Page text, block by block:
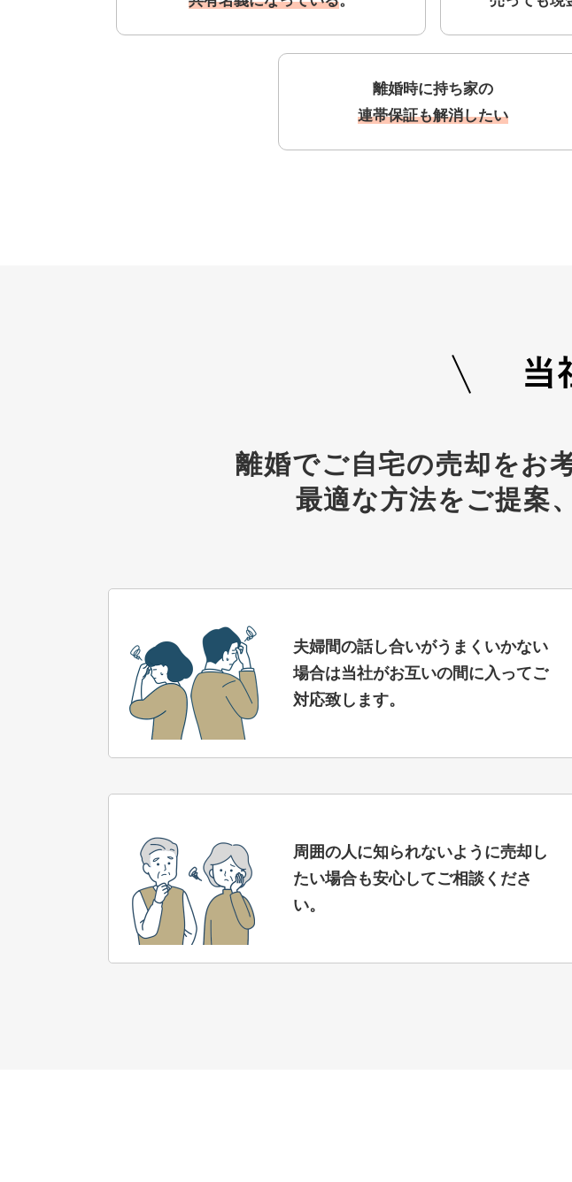
離婚時に持ち家の
連帯保証も解消したい
離婚でご自宅の売却をお
最適な方法をご提案、
夫婦間の話し合いがうまくいかない
場合は当社がお互いの間に入ってご
対応致します。
周囲の人に知られないように売却し
たい場合も安心してご相談くださ
い。